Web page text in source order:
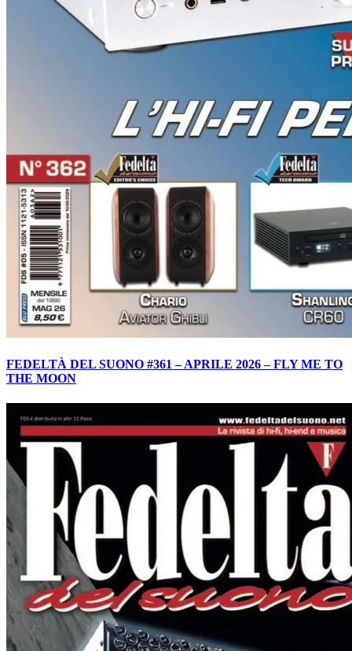
FEDELTÀ DEL SUONO #361 – APRILE 2026 – FLY ME TO
THE MOON